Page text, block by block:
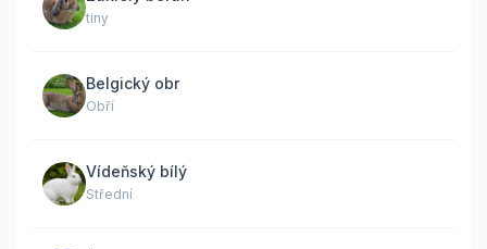
tiny
Belgický obr
Obří
Vídeňský bílý
Střední